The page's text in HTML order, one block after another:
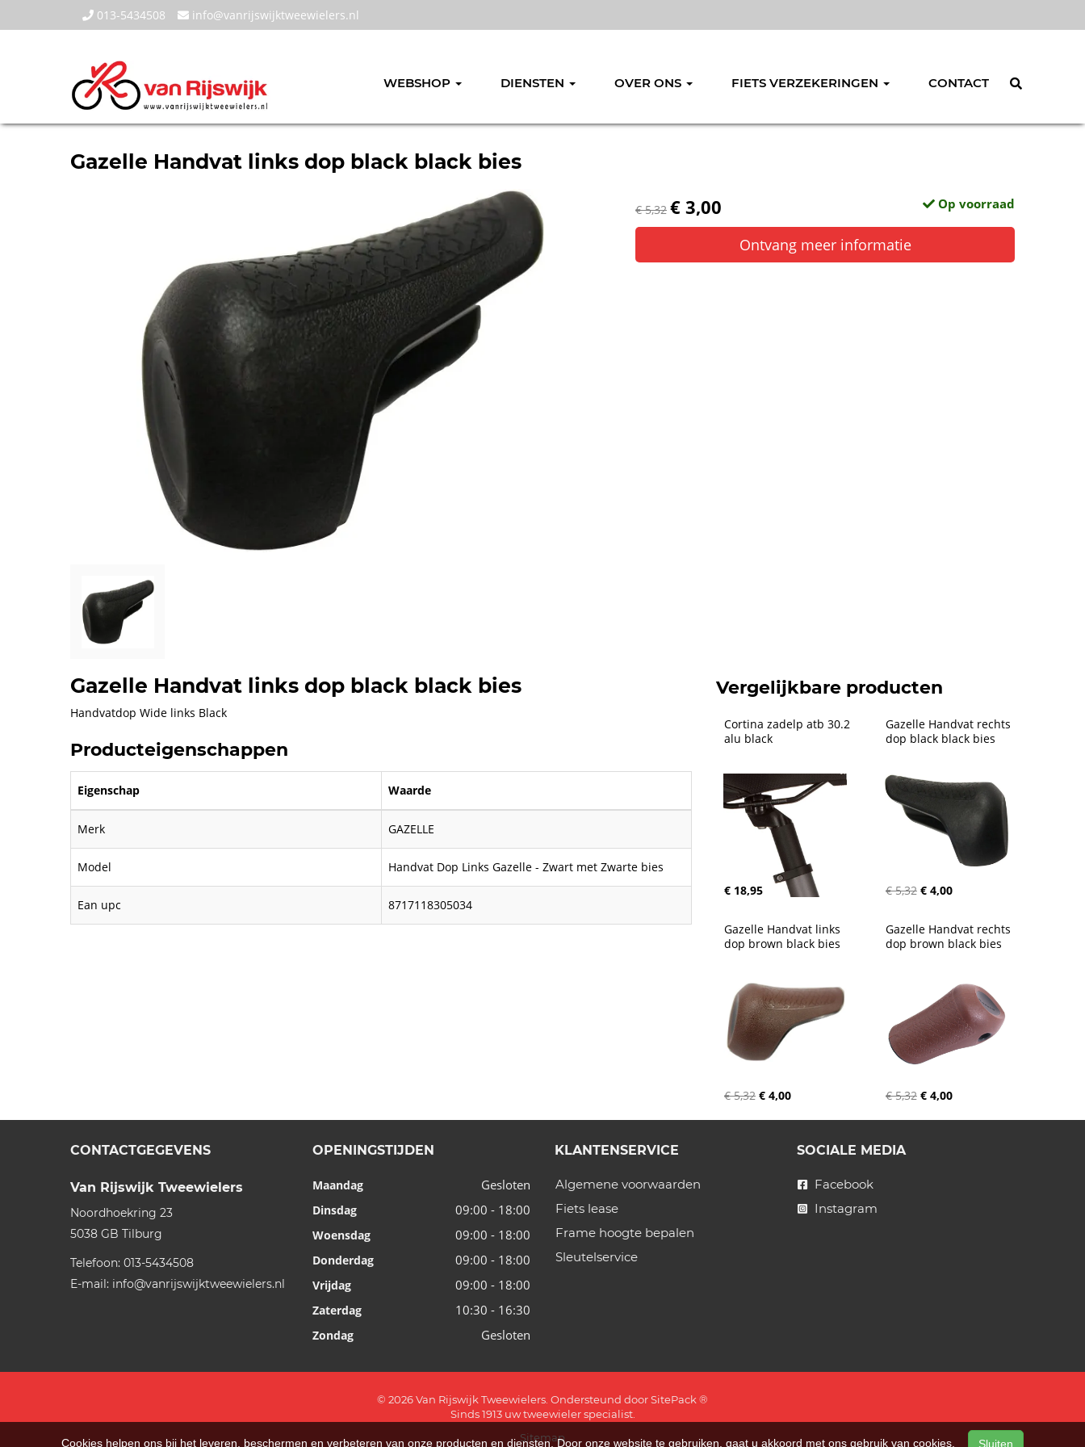
013-5434508 info@vanrijswijktweewielers.nl
WEBSHOP DIENSTEN OVER ONS FIETS VERZEKERINGEN CONTACT
Gazelle Handvat links dop black black bies
€ 5,32 € 3,00 Op voorraad
Ontvang meer informatie
Gazelle Handvat links dop black black bies
Handvatdop Wide links Black
Producteigenschappen
Eigenschap Waarde
Merk GAZELLE
Model Handvat Dop Links Gazelle - Zwart met Zwarte bies
Ean upc 8717118305034
Vergelijkbare producten
Cortina zadelp atb 30.2
alu black
€ 18,95
Gazelle Handvat rechts
dop black black bies
€ 5,32 € 4,00
Gazelle Handvat links
dop brown black bies
€ 5,32 € 4,00
Gazelle Handvat rechts
dop brown black bies
€ 5,32 € 4,00
CONTACTGEGEVENS
Van Rijswijk Tweewielers
Noordhoekring 23
5038 GB Tilburg
Telefoon: 013-5434508
E-mail: info@vanrijswijktweewielers.nl
OPENINGSTIJDEN
Maandag Gesloten
Dinsdag 09:00 - 18:00
Woensdag 09:00 - 18:00
Donderdag 09:00 - 18:00
Vrijdag 09:00 - 18:00
Zaterdag 10:30 - 16:30
Zondag Gesloten
KLANTENSERVICE
Algemene voorwaarden
Fiets lease
Frame hoogte bepalen
Sleutelservice
SOCIALE MEDIA
Facebook
Instagram
© 2026 Van Rijswijk Tweewielers. Ondersteund doorSitePack ®
Sinds 1913 uw tweewieler specialist.
Sitemap
Cookies helpen ons bij het leveren, beschermen en verbeteren van onze producten en diensten. Door onze website te gebruiken, gaat u akkoord met ons gebruik van cookies. Sluiten